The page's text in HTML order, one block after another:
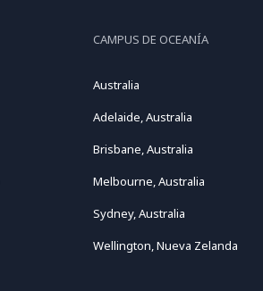
CAMPUS DE OCEANÍA
Australia
Adelaide, Australia
Brisbane, Australia
Melbourne, Australia
Sydney, Australia
Wellington, Nueva Zelanda